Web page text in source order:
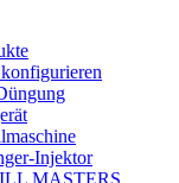
Injektor
MASTERS